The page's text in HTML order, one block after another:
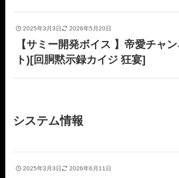
2025年3月3日 2026年5月20日
【サミー開発ボイス 】帝愛チャ
ト)[回胴黙示録カイジ 狂宴]
システム情報
2025年3月3日 2026年6月11日